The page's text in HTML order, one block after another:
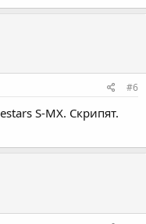
#6
S-MX. Скрипят.